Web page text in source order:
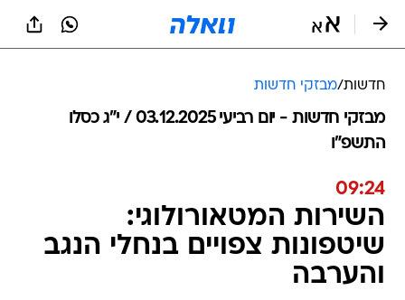
חדשות/מבזקי חדשות
מבזקי חדשות - יום רביעי 03.12.2025 / י״ג כסלו
התשפ"ו
09:24
השירות המטאורולוגי:
שיטפונות צפויים בנחלי הנגב
והערבה